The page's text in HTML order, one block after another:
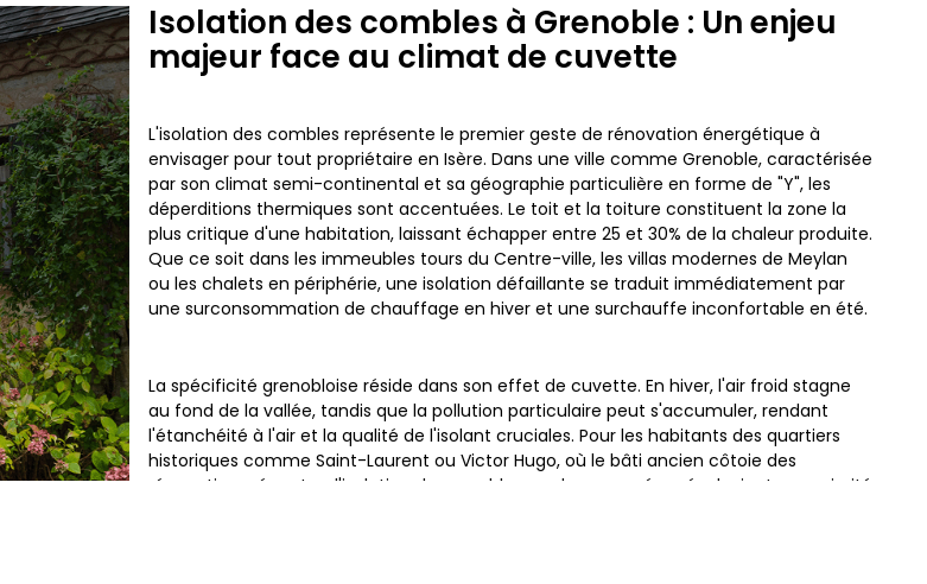
Isolation des combles à Grenoble : Un enjeu
majeur face au climat de cuvette
L'isolation des combles représente le premier geste de rénovation énergétique à
envisager pour tout propriétaire en Isère. Dans une ville comme Grenoble, caractérisée
par son climat semi-continental et sa géographie particulière en forme de "Y", les
déperditions thermiques sont accentuées. Le toit et la toiture constituent la zone la
plus critique d'une habitation, laissant échapper entre 25 et 30% de la chaleur produite.
Que ce soit dans les immeubles tours du Centre-ville, les villas modernes de Meylan
ou les chalets en périphérie, une isolation défaillante se traduit immédiatement par
une surconsommation de chauffage en hiver et une surchauffe inconfortable en été.
La spécificité grenobloise réside dans son effet de cuvette. En hiver, l'air froid stagne
au fond de la vallée, tandis que la pollution particulaire peut s'accumuler, rendant
l'étanchéité à l'air et la qualité de l'isolant cruciales. Pour les habitants des quartiers
historiques comme Saint-Laurent ou Victor Hugo, où le bâti ancien côtoie des
rénovations récentes, l'isolation des combles perdus ou aménagés devient une priorité